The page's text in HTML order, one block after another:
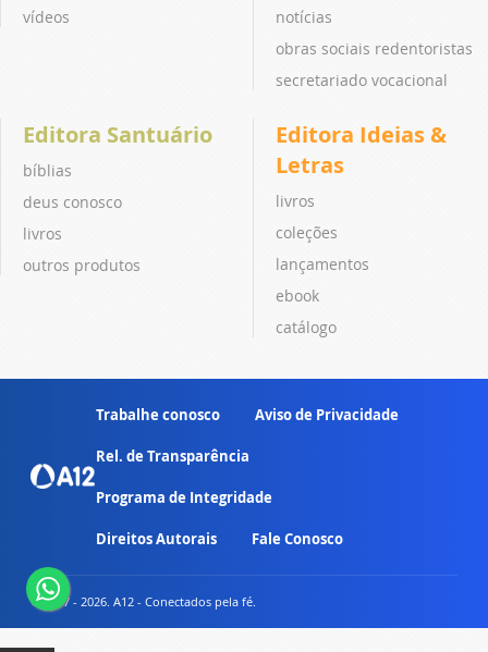
vídeos
notícias
obras sociais redentoristas
secretariado vocacional
Editora Santuário
bíblias
deus conosco
livros
outros produtos
Editora Ideias &
Letras
livros
coleções
lançamentos
ebook
catálogo
Trabalhe conosco Aviso de Privacidade
Rel. de Transparência
Programa de Integridade
Direitos Autorais Fale Conosco
© 2007 - 2026. A12 - Conectados pela fé.